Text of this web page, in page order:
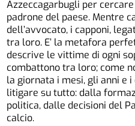
Azzeccagarbugli per
padrone del paese. Mentre
dell’avvocato, i capponi,
tra loro. E’ la metafora
descrive le vittime di ogni
combattono tra loro; come
la giornata i mesi, gli anni e
litigare su tutto: dalla
politica, dalle decisioni del
calcio.